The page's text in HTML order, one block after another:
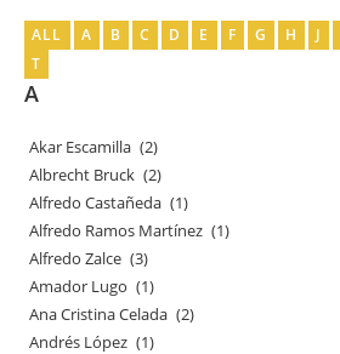
ALL A B C D E F G H J
T
A
Akar Escamilla (2)
Albrecht Bruck (2)
Alfredo Castañeda (1)
Alfredo Ramos Martínez (1)
Alfredo Zalce (3)
Amador Lugo (1)
Ana Cristina Celada (2)
Andrés López (1)